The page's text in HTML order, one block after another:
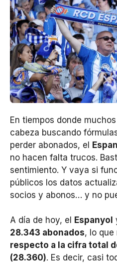
En tiempos donde
cabeza buscando
perder abonados, el
no hacen falta trucos.
sentimiento. Y vaya si
públicos los datos
socios y abonos… y no
A día de hoy, el Espanyol
28.343 abonados, lo que
respecto a la cifra total
(28.360). Es decir, casi